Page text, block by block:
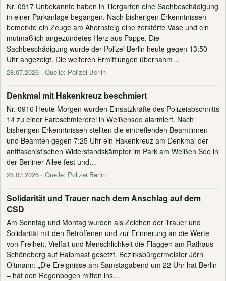
Nr. 0917 Unbekannte haben in Tiergarten eine Sachbeschädigung
in einer Parkanlage begangen. Nach bisherigen Erkenntnissen
bemerkte ein Zeuge am Ahornsteig eine zerstörte Vase und ein
mutmaßlich angezündetes Herz aus Pappe. Die
Sachbeschädigung wurde der Polizei Berlin heute gegen 13:50
Uhr angezeigt. Die weiteren Ermittlungen übernahm…
28.07.2026 · Quelle: Polizei Berlin
Denkmal mit Hakenkreuz beschmiert
Nr. 0916 Heute Morgen wurden Einsatzkräfte des Polizeiabschnitts
14 zu einer Farbschmiererei in Weißensee alarmiert. Nach
bisherigen Erkenntnissen stellten die eintreffenden Beamtinnen
und Beamten gegen 7:25 Uhr ein Hakenkreuz am Denkmal der
antifaschistischen Widerstandskämpfer im Park am Weißen See in
der Berliner Allee fest und…
28.07.2026 · Quelle: Polizei Berlin
Solidarität und Trauer nach dem Anschlag auf dem
CSD
Am Sonntag und Montag wurden als Zeichen der Trauer und
Solidarität mit den Betroffenen und zur Erinnerung an die Werte
von Freiheit, Vielfalt und Menschlichkeit die Flaggen am Rathaus
Schöneberg auf Halbmast gesetzt. Bezirksbürgermeister Jörn
Oltmann: „Die Ereignisse am Samstagabend um 22 Uhr hat Berlin
– hat den Regenbogen mitten ins…